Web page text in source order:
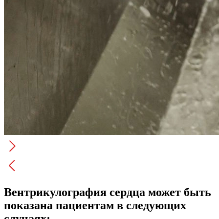
Вентрикулография сердца может быть
показана пациентам в следующих